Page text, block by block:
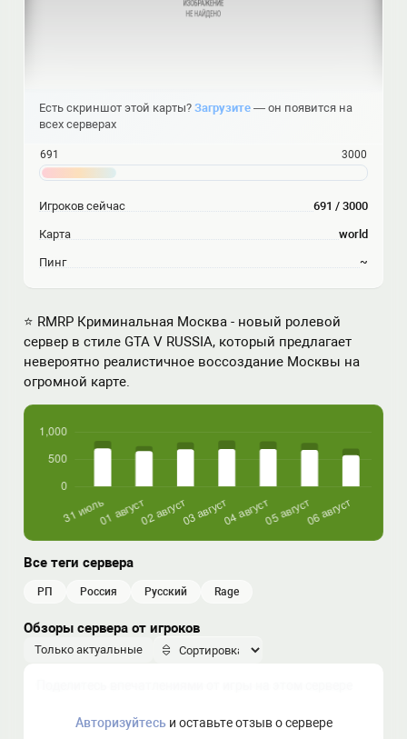
⭐ RMRP Криминальная Москва - новый ролевой
сервер в стиле GTA V RUSSIA, который предлагает
невероятно реалистичное воссоздание Москвы на
огромной карте.
Все теги сервера
РП россия русский rage
Обзоры сервера от игроков
Только актуальные
Авторизуйтесьи оставьте отзыв о сервере
Есть скриншот этой карты? Загрузите — он появится на
всех серверах
691 3000
Игроков сейчас 691 / 3000
Карта world
Пинг ~